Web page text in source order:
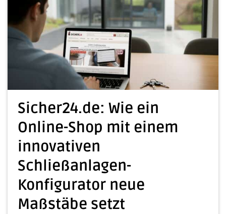
Sicher24.de: Wie ein
Online-Shop mit einem
innovativen
Schließanlagen-
Konfigurator neue
Maßstäbe setzt